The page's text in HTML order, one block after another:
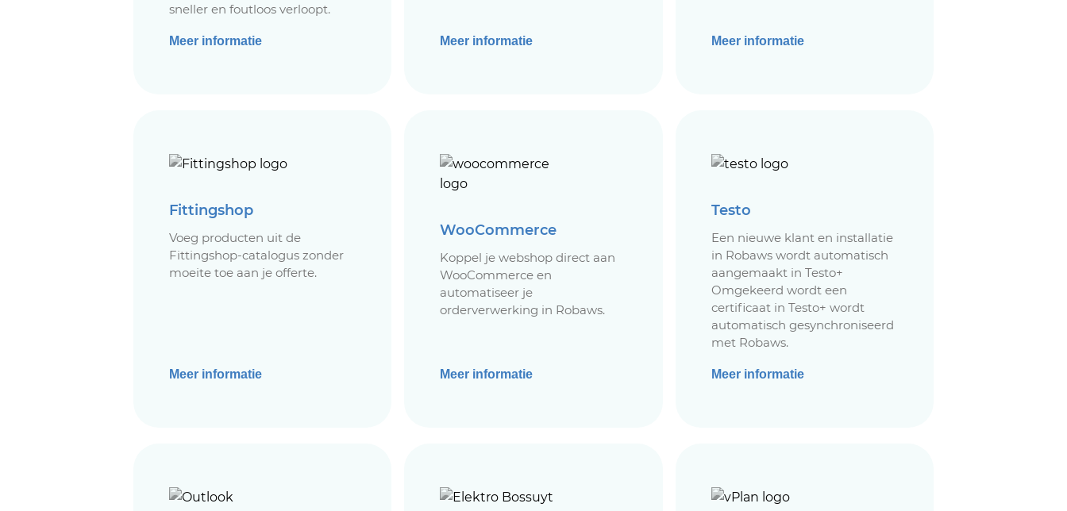
sneller en foutloos verloopt.
Meer informatie Meer informatie Meer informatie
Fittingshop
Voeg producten uit de
Fittingshop-catalogus zonder
moeite toe aan je offerte.
Meer informatie
WooCommerce
Koppel je webshop direct aan
WooCommerce en
automatiseer je
orderverwerking in Robaws.
Meer informatie
Testo
Een nieuwe klant en installatie
in Robaws wordt automatisch
aangemaakt in Testo+
Omgekeerd wordt een
certificaat in Testo+ wordt
automatisch gesynchroniseerd
met Robaws.
Meer informatie